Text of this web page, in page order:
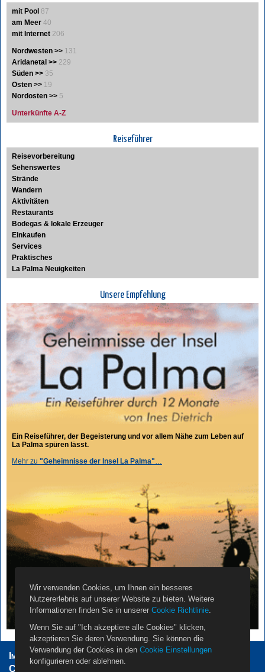
mit Pool 87
am Meer 40
mit Internet 206
Nordwesten >> 131
Aridanetal >> 229
Süden >> 35
Osten >> 19
Nordosten >> 5
Unterkünfte A-Z
Reiseführer
Reisevorbereitung
Sehenswertes
Strände
Wandern
Aktivitäten
Restaurants
Bodegas & lokale Erzeuger
Einkaufen
Services
Praktisches
La Palma Neuigkeiten
Unsere Empfehlung
Ein Reiseführer, der Begeisterung und vor allem Nähe zum Leben auf
La Palma spüren lässt.
Mehr zu "Geheimnisse der Insel La Palma"…
Impressum AGB
Datenschutzerklärung
Cookie Einstellungen
Wir verwenden Cookies, um Ihnen ein besseres
Nutzererlebnis auf unserer Website zu bieten. Weitere
Informationen finden Sie in unserer Cookie Richtlinie.
Wenn Sie auf "Ich akzeptiere alle Cookies" klicken,
akzeptieren Sie deren Verwendung. Sie können die
Verwendung der Cookies in den Cookie Einstellungen
konfigurieren oder ablehnen.